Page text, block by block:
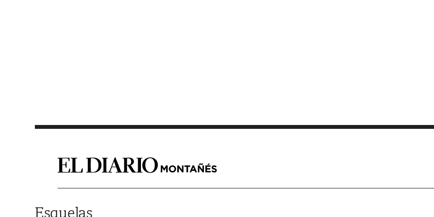
Esquelas